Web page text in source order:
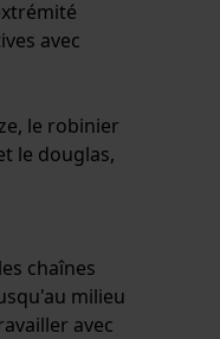
avec
le robinier
le douglas,
chaînes
milieu
avec